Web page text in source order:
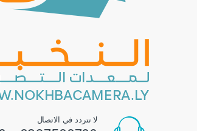
لا تتردد في الاتصال